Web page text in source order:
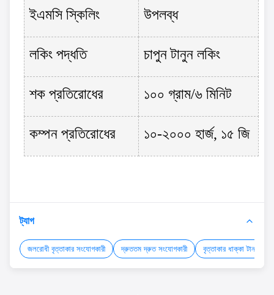
ইএমসি স্কিলিং উপলব্ধ
লকিং পদ্ধতি চাপুন টানুন লকিং
শক প্রতিরোধের ১০০ গ্রাম/৬ মিনিট
কম্পন প্রতিরোধের ১০-২০০০ হার্জ, ১৫ জি
ট্যাগ
জলরোধী বৃত্তাকার সংযোগকারী দ্রুততম দ্রুত সংযোগকারী বৃত্তাকার ধাক্কা টান